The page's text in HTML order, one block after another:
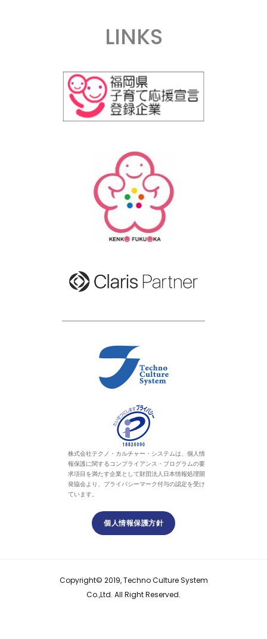
LINKS
株式会社テクノ・カルチャー・システムは、個人情
報保護に関するコンプライアンス・プログラムの要
求項目を満たす企業として財団法人日本情報処理開
発協会より、プライバシーマーク付与の認定を受け
ています。
個人情報保護方針
Copyright© 2019, Techno Culture System
Co.,Ltd. All Right Reserved.